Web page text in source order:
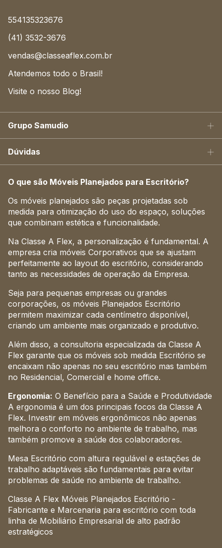
554135323676
(41) 3532-3676
vendas@classeaflex.com.br
Atendemos todo o Brasil!
Visite o nosso Blog!
Grupo Samudio
Dúvidas
O que são Móveis Planejados para Escritório?
Os móveis planejados são peças projetadas sob
medida para otimização do uso do espaço, soluções
que combinam estética e funcionalidade.
Na Classe A Flex, a personalização é fundamental. A
empresa cria móveis Corporativos que se ajustam
perfeitamente ao layout do escritório, considerando
tanto as necessidades de operação da Empresa.
Seja para pequenas empresas ou grandes
corporações, os móveis Planejados Escritório
permitem maximizar cada centímetro disponível,
criando um ambiente mais organizado e produtivo.
Além disso, a consultoria especializada da Classe A
Flex garante que os móveis sob medida Escritório se
encaixam não apenas no seu escritório mas também
no Residencial, Comercial e home office.
Ergonomia: O Benefício para a Saúde e Produtividade
A ergonomia é um dos principais focos da Classe A
Flex. Investir em móveis ergonômicos não apenas
melhora o conforto no ambiente de trabalho, mas
também promove a saúde dos colaboradores.
Mesa Escritório com altura regulável e estações de
trabalho adaptáveis são fundamentais para evitar
problemas de saúde no ambiente de trabalho.
Classe A Flex Móveis Planejados Escritório -
Fabricante e Marcenaria para escritório com toda
linha de Mobiliário Empresarial de alto padrão
estratégicos